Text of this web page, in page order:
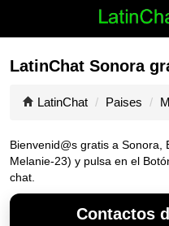
LatinChat Sonora
LatinChat Paises
Bienvenid@s gratis a Sonora,
Melanie-23) y pulsa en el
chat.
Contactos